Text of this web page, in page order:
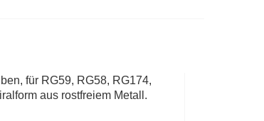
für RG59, RG58, RG174,
aus rostfreiem Metall.